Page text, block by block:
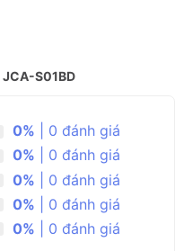
JCA-S01BD
0% | 0 đánh giá
0% | 0 đánh giá
0% | 0 đánh giá
0% | 0 đánh giá
0% | 0 đánh giá